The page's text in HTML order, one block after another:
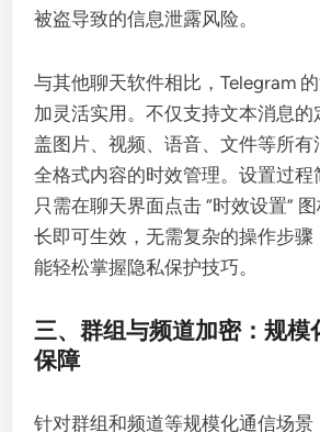
被盗导致的信息泄露风险。
与其他聊天软件相比，Telegram
加灵活实用。不仅支持文本消息的
盖图片、视频、语音、文件等所
全格式内容的时效管理。设置过程
只需在聊天界面点击 “时效设置”
长即可生效，无需复杂的操作步
能轻松掌握隐私保护技巧。
三、群组与频道加密：规模
保障
针对群组和频道等规模化通信场景